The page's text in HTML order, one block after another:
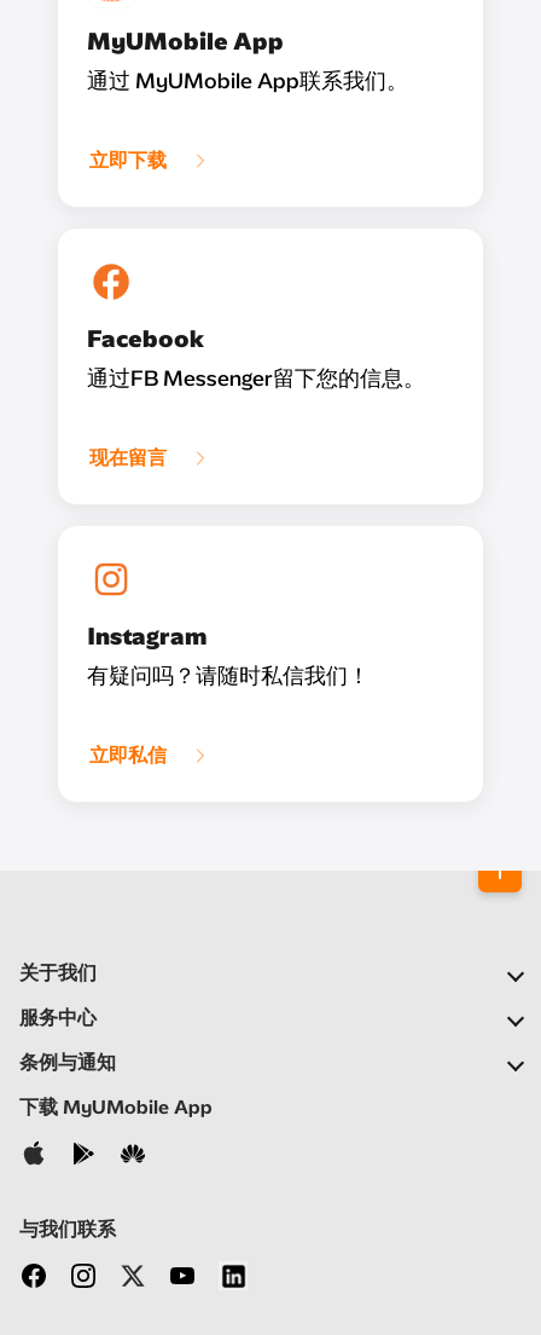
MyUMobile App
通过 MyUMobile App联系我们。
立即下载
Facebook
通过FB Messenger留下您的信息。
现在留言
Instagram
有疑问吗？请随时私信我们！
立即私信
关于我们
我们的公司
新闻中心
加入我们
服务中心
常见问题
自助
联系我们
条例与通知
重要通告
隐私政策
下载 MyUMobile App
与我们联系